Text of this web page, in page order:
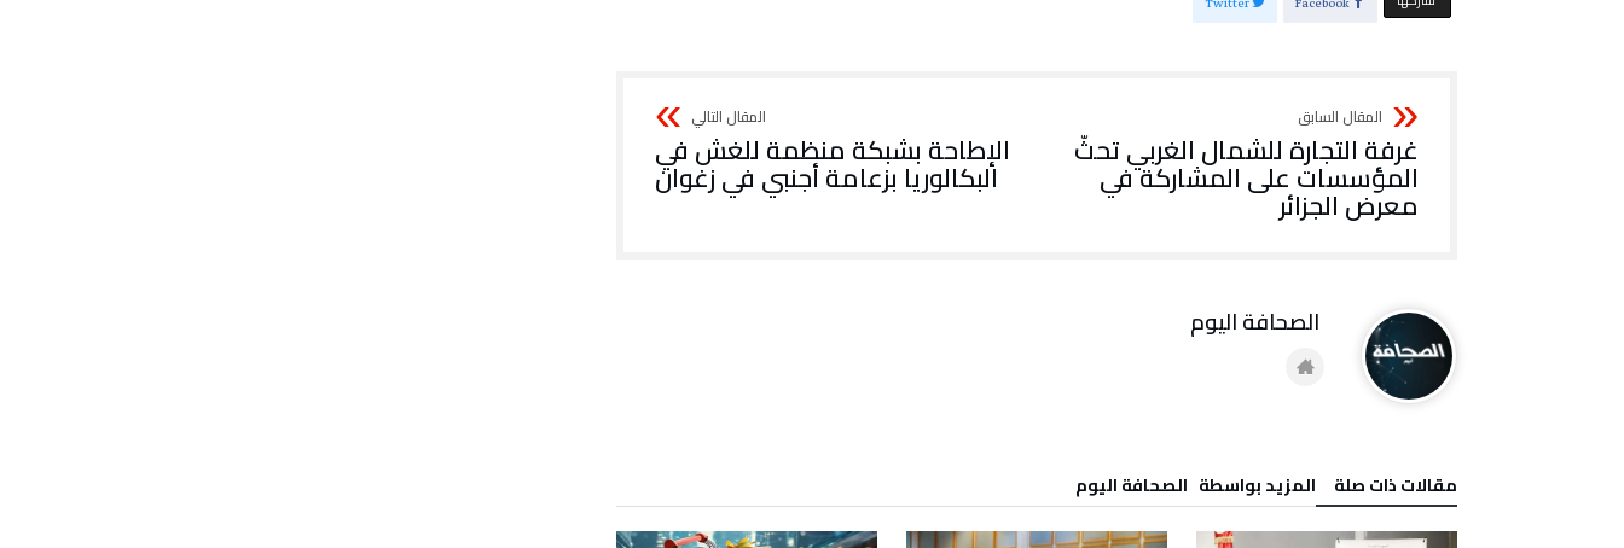
Facebook
Twitter
غرفة التجارة للشمال الغربي تحثّ
المؤسسات على المشاركة في
معرض الجزائر
الإطاحة بشبكة منظمة للغش في
البكالوريا بزعامة أجنبي في زغوان
‫مقالات ذات صلة‬ ‫‫المزيد بواسطة‬ ‬ ‭ ‬الصحافة‭ ‬اليوم